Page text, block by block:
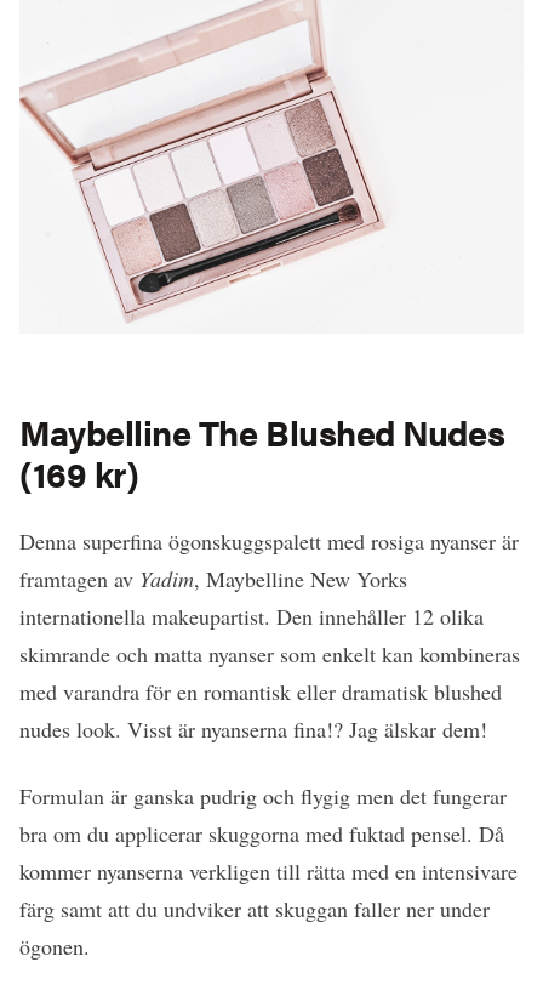
MaybellineThe Blushed Nudes
(169 kr)
Denna superfina ögonskuggspalett med rosiga nyanser är
framtagen av Yadim, Maybelline New Yorks
internationella makeupartist. Den innehåller 12 olika
skimrande och matta nyanser som enkelt kan kombineras
med varandra för en romantisk eller dramatisk blushed
nudes look. Visst är nyanserna fina!? Jag älskar dem!
Formulan är ganska pudrig och flygig men det fungerar
bra om du applicerar skuggorna med fuktad pensel. Då
kommer nyanserna verkligen till rätta med en intensivare
färg samt att du undviker att skuggan faller ner under
ögonen.